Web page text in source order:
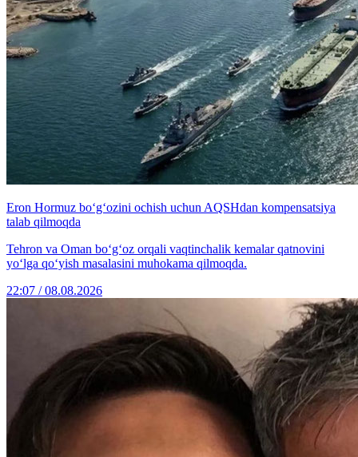
Eron Hormuz bo‘g‘ozini ochish uchun AQSHdan kompensatsiya
talab qilmoqda
Tehron va Oman bo‘g‘oz orqali vaqtinchalik kemalar qatnovini
yo‘lga qo‘yish masalasini muhokama qilmoqda.
22:07 / 08.08.2026